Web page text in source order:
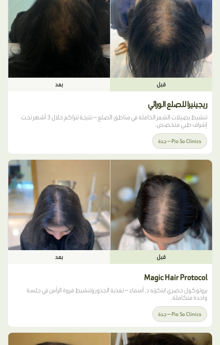
قبل بعد
ريجينيرا للصلع الوراثي
تنشيط بصيلات الشعر الخاملة في مناطق الصلع — نتيجة تتراكم خلال 3 أشهر تحت
إشراف طبي متخصص.
Pio So Clinics — جدة
قبل بعد
Magic Hair Protocol
بروتوكول حصري ابتكرته د. أسماء — تغذية الجذور وتنشيط فروة الرأس في جلسة
واحدة متكاملة.
Pio So Clinics — جدة